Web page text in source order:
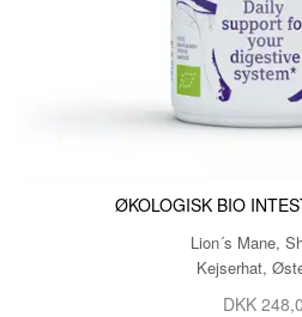
ØKOLOGISK BIO
Lion´s Mane,
Kejserhat,
DKK